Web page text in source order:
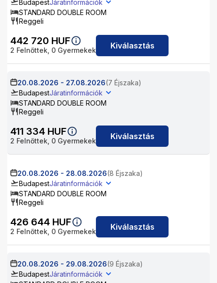
BudapestJáratinformációk
STANDARD DOUBLE ROOM
Reggeli
442 720 HUF
2 Felnőttek, 0 Gyermekek Kiválasztás
20.08.2026 - 27.08.2026(7 Éjszaka)
BudapestJáratinformációk
STANDARD DOUBLE ROOM
Reggeli
411 334 HUF
2 Felnőttek, 0 Gyermekek Kiválasztás
20.08.2026 - 28.08.2026(8 Éjszaka)
BudapestJáratinformációk
STANDARD DOUBLE ROOM
Reggeli
426 644 HUF
2 Felnőttek, 0 Gyermekek Kiválasztás
20.08.2026 - 29.08.2026(9 Éjszaka)
BudapestJáratinformációk